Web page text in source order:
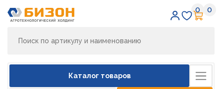
0 0
Каталог товаров